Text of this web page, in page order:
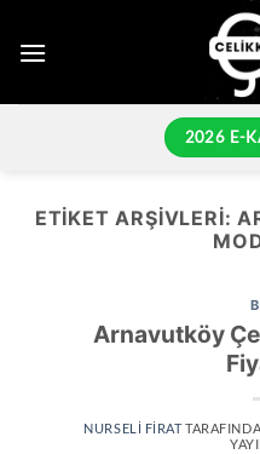
atla
2026 E-
ETIKET ARŞIVLERI:
Arnavutköy
NURSELI FIRAT